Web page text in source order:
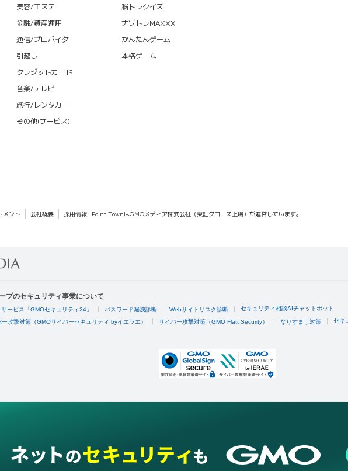
美容/エステ
金融/資産運用
通信/プロバイダ
引越し
クレジットカード
音楽/テレビ
旅行/レンタカー
その他(サービス)
脳トレクイズ
ナゾトレMAXXX
かんたんゲーム
本格ゲーム
メント 会社概要 採用情報 Point TownはGMOメディア株式会社（東証グロース上場）が運営しています。
プのセキュリティ事業について
ービス「GMOセキュリティ24」 パスワード漏洩診断 Webサイトリスク診断 セキュリティ相談AIチャットボット
ー攻撃対策（GMOサイバーセキュリティ byイエラエ） サイバー攻撃対策（GMO Flatt Security） なりすまし対策 セキ